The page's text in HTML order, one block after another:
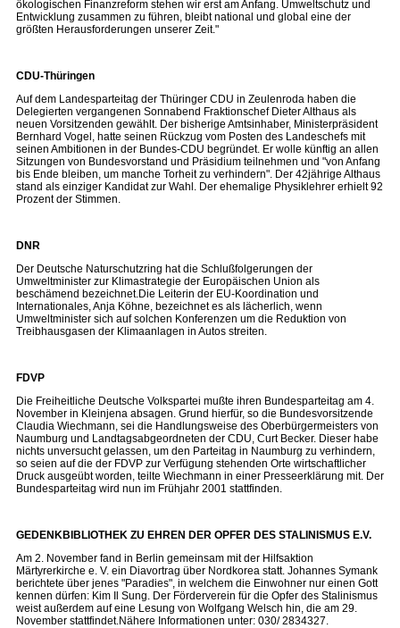
ökologischen Finanzreform stehen wir erst am Anfang. Umweltschutz und
Entwicklung zusammen zu führen, bleibt national und global eine der
größten Herausforderungen unserer Zeit."
CDU-Thüringen
Auf dem Landesparteitag der Thüringer CDU in Zeulenroda haben die
Delegierten vergangenen Sonnabend Fraktionschef Dieter Althaus als
neuen Vorsitzenden gewählt. Der bisherige Amtsinhaber, Ministerpräsident
Bernhard Vogel, hatte seinen Rückzug vom Posten des Landeschefs mit
seinen Ambitionen in der Bundes-CDU begründet. Er wolle künftig an allen
Sitzungen von Bundesvorstand und Präsidium teilnehmen und "von Anfang
bis Ende bleiben, um manche Torheit zu verhindern". Der 42jährige Althaus
stand als einziger Kandidat zur Wahl. Der ehemalige Physiklehrer erhielt 92
Prozent der Stimmen.
DNR
Der Deutsche Naturschutzring hat die Schlußfolgerungen der
Umweltminister zur Klimastrategie der Europäischen Union als
beschämend bezeichnet.Die Leiterin der EU-Koordination und
Internationales, Anja Köhne, bezeichnet es als lächerlich, wenn
Umweltminister sich auf solchen Konferenzen um die Reduktion von
Treibhausgasen der Klimaanlagen in Autos streiten.
FDVP
Die Freiheitliche Deutsche Volkspartei mußte ihren Bundesparteitag am 4.
November in Kleinjena absagen. Grund hierfür, so die Bundesvorsitzende
Claudia Wiechmann, sei die Handlungsweise des Oberbürgermeisters von
Naumburg und Landtagsabgeordneten der CDU, Curt Becker. Dieser habe
nichts unversucht gelassen, um den Parteitag in Naumburg zu verhindern,
so seien auf die der FDVP zur Verfügung stehenden Orte wirtschaftlicher
Druck ausgeübt worden, teilte Wiechmann in einer Presseerklärung mit. Der
Bundesparteitag wird nun im Frühjahr 2001 stattfinden.
GEDENKBIBLIOTHEK ZU EHREN DER OPFER DES STALINISMUS E.V.
Am 2. November fand in Berlin gemeinsam mit der Hilfsaktion
Märtyrerkirche e. V. ein Diavortrag über Nordkorea statt. Johannes Symank
berichtete über jenes "Paradies", in welchem die Einwohner nur einen Gott
kennen dürfen: Kim Il Sung. Der Förderverein für die Opfer des Stalinismus
weist außerdem auf eine Lesung von Wolfgang Welsch hin, die am 29.
November stattfindet.Nähere Informationen unter: 030/ 2834327.